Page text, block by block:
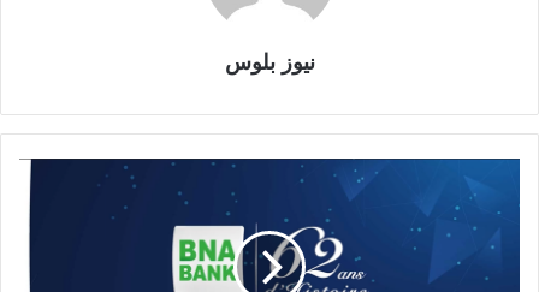
نيوز بلوس